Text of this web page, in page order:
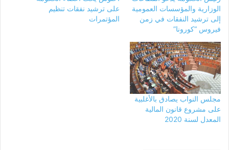
الوزارية والمؤسسات العمومية
إلى ترشيد النفقات في زمن
فيروس “كورونا”
على ترشيد نفقات تنظيم
المؤتمرات
مجلس النواب يصادق بالأغلبية
على مشروع قانون المالية
المعدل لسنة 2020